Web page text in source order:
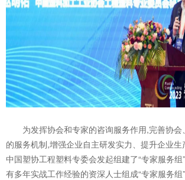
为发挥协会和专家的咨询服务作用,完善协会
的服务机制,增强企业自主研发实力、提升企业生
中国塑协工程塑料专委会发起组建了“专家服务
有多年实战工作经验的资深人士组成“专家服务